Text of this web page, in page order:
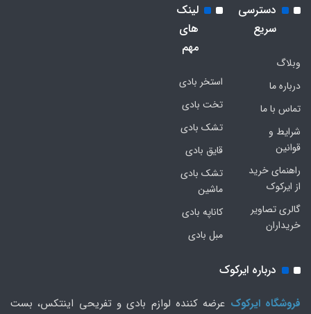
دسترسی
سریع
وبلاگ
درباره ما
تماس با ما
شرایط و
قوانین
راهنمای خرید
از ایرکوک
گالری تصاویر
خریداران
لینک
های
مهم
استخر بادی
تخت بادی
تشک بادی
قایق بادی
تشک بادی
ماشین
کاناپه بادی
مبل بادی
درباره ایرکوک
فروشگاه ایرکوک عرضه کننده لوازم بادی و تفریحی اینتکس، بست